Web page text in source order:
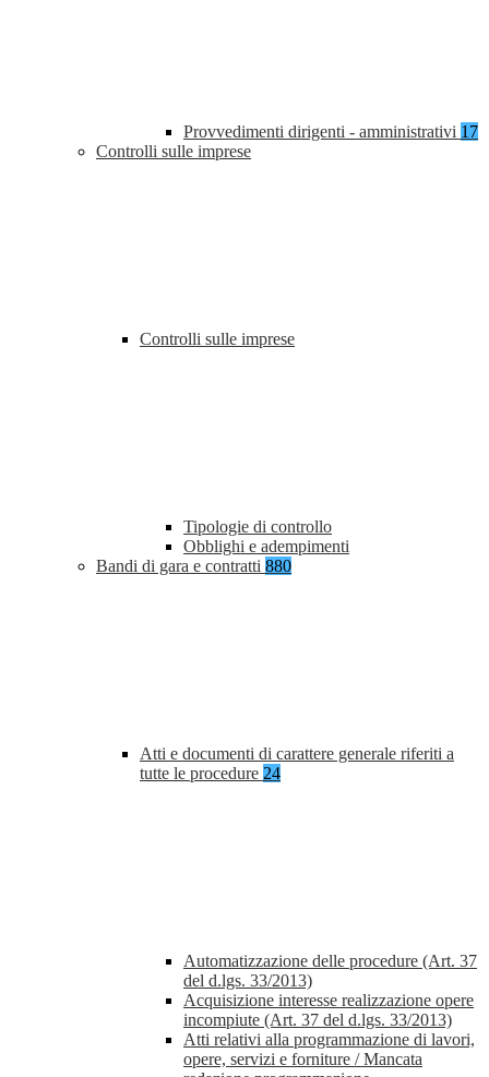
Provvedimenti dirigenti - amministrativi 17
Controlli sulle imprese
Controlli sulle imprese
Tipologie di controllo
Obblighi e adempimenti
Bandi di gara e contratti 880
Atti e documenti di carattere generale riferiti a
tutte le procedure 24
Automatizzazione delle procedure (Art. 37
del d.lgs. 33/2013)
Acquisizione interesse realizzazione opere
incompiute (Art. 37 del d.lgs. 33/2013)
Atti relativi alla programmazione di lavori,
opere, servizi e forniture / Mancata